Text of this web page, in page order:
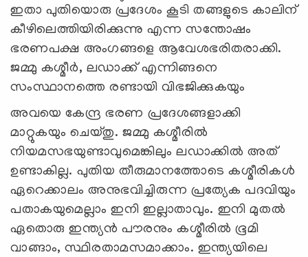
ഇതാ പുതിയൊരു പ്രദേശം കൂടി തങ്ങളുടെ കാലിന്
കീഴിലെത്തിയിരിക്കുന്നു എന്ന സന്തോഷം
ഭരണപക്ഷ അംഗങ്ങളെ ആവേശഭരിതരാക്കി.
ജമ്മു കശ്മീര്‍, ലഡാക്ക് എന്നിങ്ങനെ
സംസ്ഥാനത്തെ രണ്ടായി വിഭജിക്കുകയും
അവയെ കേന്ദ്ര ഭരണ പ്രദേശങ്ങളാക്കി
മാറ്റുകയും ചെയ്തു. ജമ്മു കശ്മീരില്‍
നിയമസഭയുണ്ടാവുമെങ്കിലും ലഡാക്കില്‍ അത്
ഉണ്ടാകില്ല. പുതിയ തീരുമാനത്തോടെ കശ്മീരികള്‍
ഏറെക്കാലം അനുഭവിച്ചിരുന്ന പ്രത്യേക പദവിയും
പതാകയുമെല്ലാം ഇനി ഇല്ലാതാവും. ഇനി മുതല്‍
ഏതൊരു ഇന്ത്യന്‍ പൗരനും കശ്മീരില്‍ ഭൂമി
വാങ്ങാം, സ്ഥിരതാമസമാക്കാം. ഇന്ത്യയിലെ